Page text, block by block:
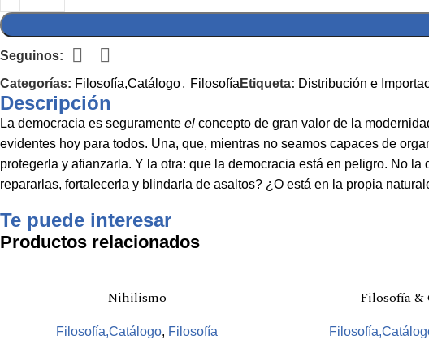
Seguinos:
Categorías: Filosofía,Catálogo, Filosofía Etiqueta: Distribución e
Descripción
La democracia es seguramente el concepto de gran valor de la
evidentes hoy para todos. Una, que, mientras no seamos capaces de
protegerla y afianzarla. Y la otra: que la democracia está en peligro. No
repararlas, fortalecerla y blindarla de asaltos? ¿O está en la propia
Te puede interesar
Productos relacionados
Nihilismo
Filosofía,Catálogo, Filosofía
Filosofía &